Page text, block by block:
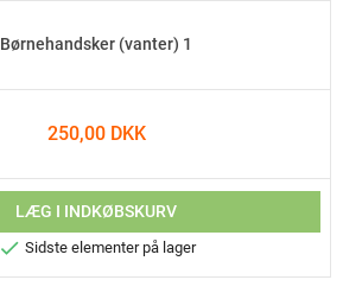
Børnehandsker (vanter) 1
250,00 DKK
LÆG I INDKØBSKURV
 Sidste elementer på lager